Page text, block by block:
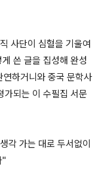
사단이 심혈을 기울여
쓴 글을 집성해 완성
연하거니와 중국 문학사
가되는 이 수필집 서문
각 가는 대로 두서없이
"